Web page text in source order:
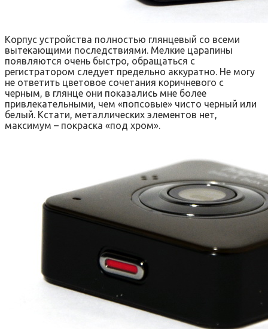
Корпус устройства полностью глянцевый со всеми
вытекающими последствиями. Мелкие царапины
появляются очень быстро, обращаться с
регистратором следует предельно аккуратно. Не могу
не ответить цветовое сочетания коричневого с
черным, в глянце они показались мне более
привлекательными, чем «попсовые» чисто черный или
белый. Кстати, металлических элементов нет,
максимум – покраска «под хром».